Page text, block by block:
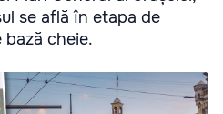
se află în etapa de
cheie.